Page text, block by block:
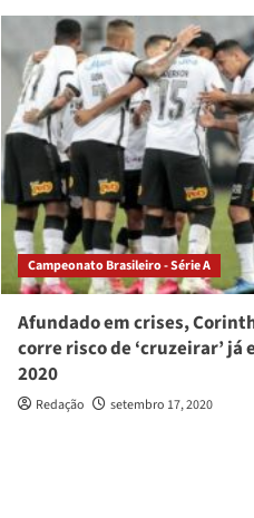
Campeonato Brasileiro - Série A
Afundado em crises,
corre risco de ‘cruzeirar’ já
2020
Redação setembro 17, 2020